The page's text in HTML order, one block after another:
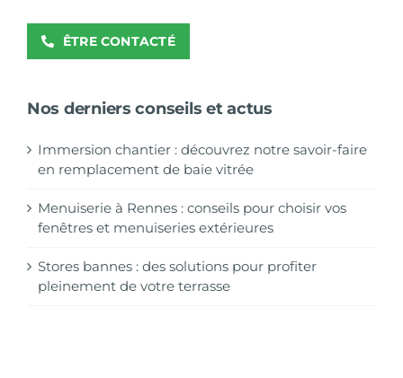
ÊTRE CONTACTÉ
Nos derniers conseils et actus
Immersion chantier : découvrez notre savoir-faire
en remplacement de baie vitrée
Menuiserie à Rennes : conseils pour choisir vos
fenêtres et menuiseries extérieures
Stores bannes : des solutions pour profiter
pleinement de votre terrasse